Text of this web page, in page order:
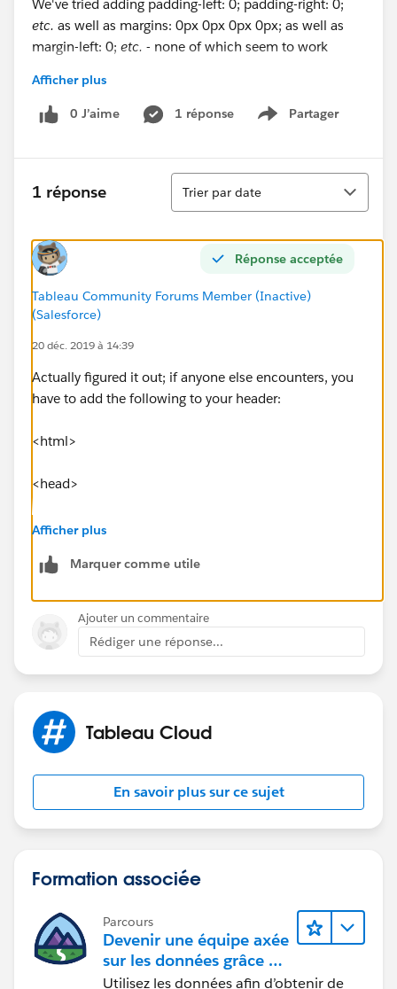
We've tried adding padding-left: 0; padding-right: 0;
etc. as well as margins: 0px 0px 0px 0px; as well as
margin-left: 0; etc. - none of which seem to work
Has anyone encountered this, and/or know a solution?
Thanks!
Afficher plus
0 J’aime 1 réponse Partager
Show menu
1 réponse
Tri
Trier par date
Réponse acceptée
Tableau Community Forums Member (Inactive)
(Salesforce)
20 déc. 2019 à 14:39
Actually figured it out; if anyone else encounters, you
have to add the following to your header:
<html>
<head>
<style>
body {
height: 100%; width: 100%; padding: 0px 0px 0px
0px;
margin-top: 0px;
margin-bottom 0px;
margin-right: 0px;
</style>
</head>
Afficher plus
Marquer comme utile
Ajouter un commentaire
Rédiger une réponse...
Tableau Cloud
En savoir plus sur ce sujet
Formation associée
Parcours
Devenir une équipe axée
sur les données grâce à
Tableau
Utilisez les données afin d’obtenir de